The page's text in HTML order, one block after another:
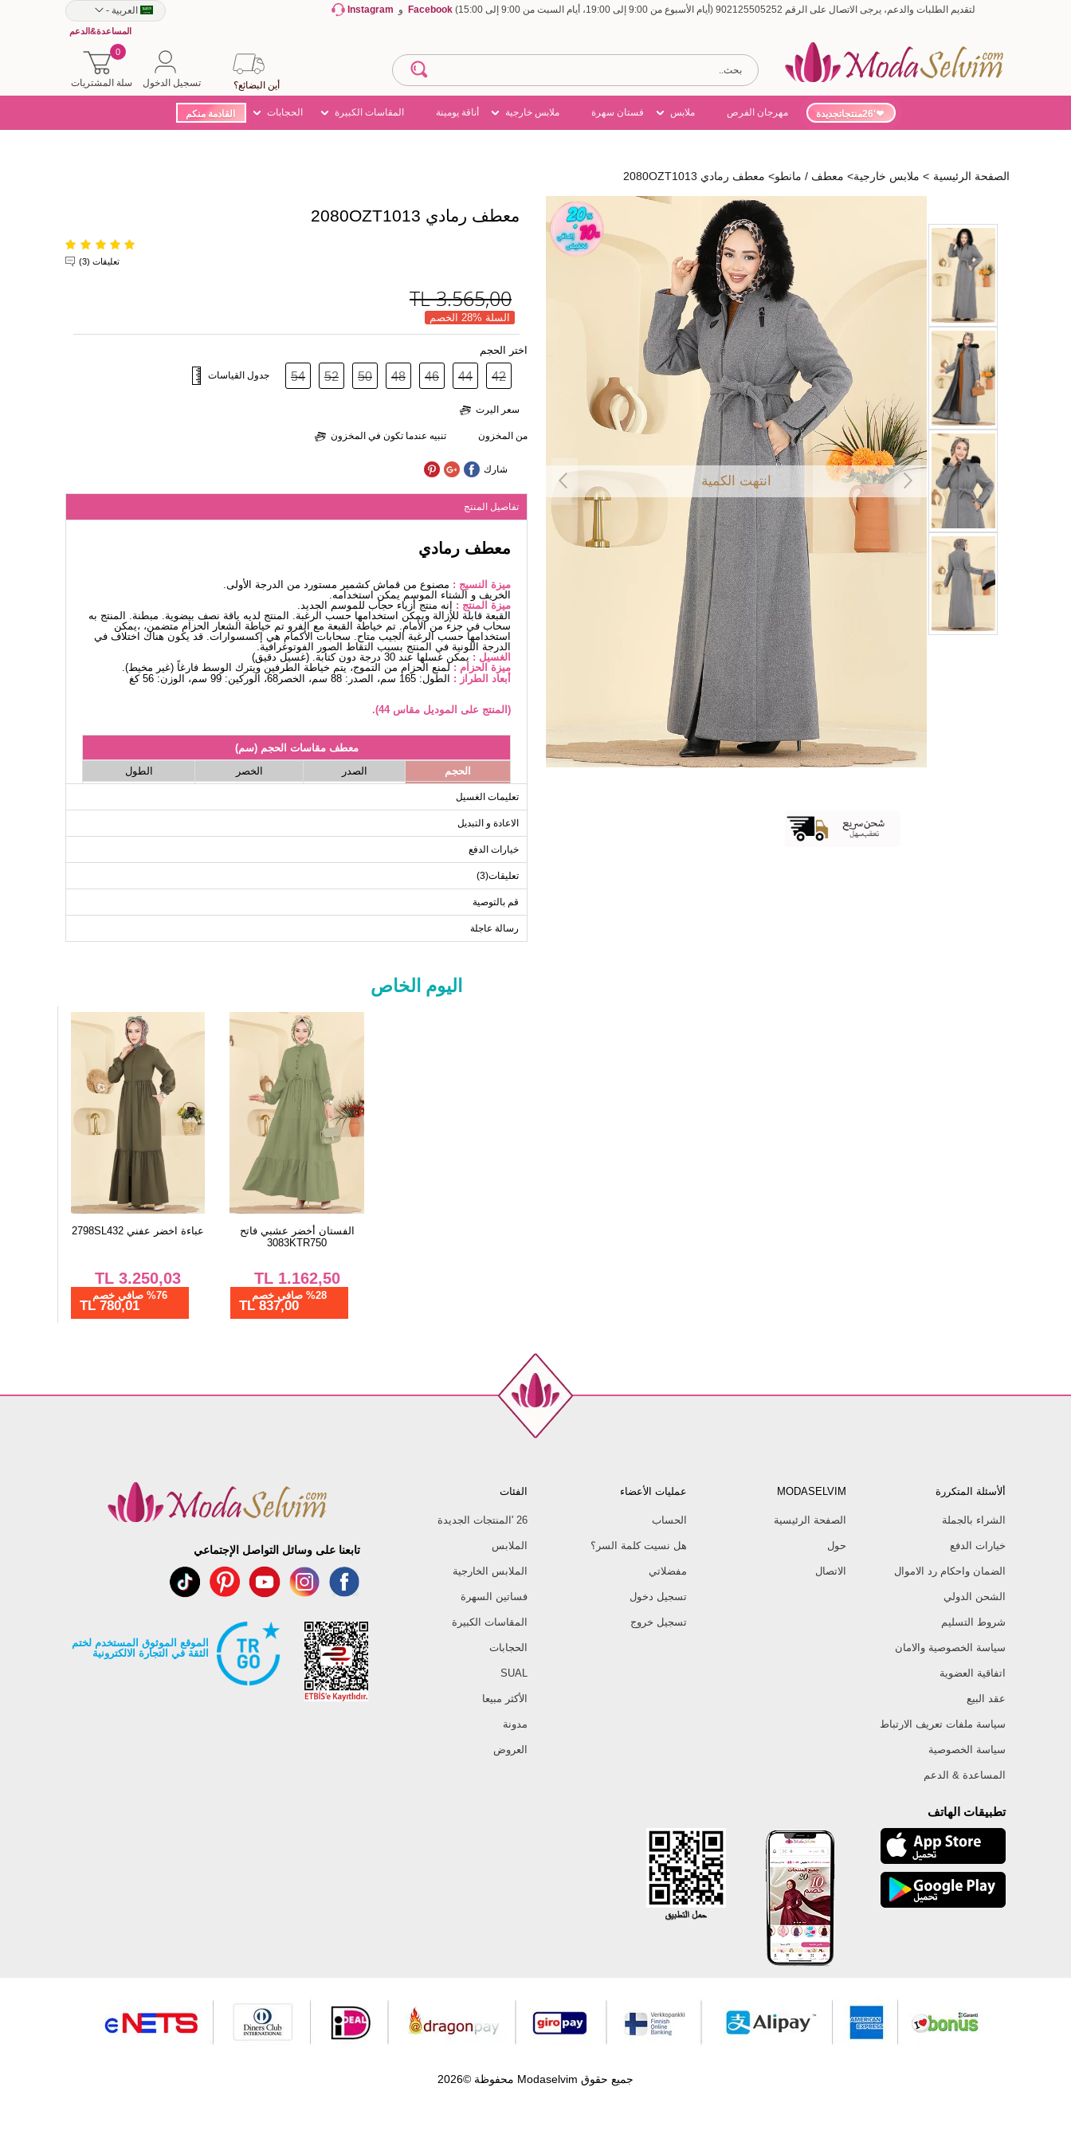
لتقديم الطلبات والدعم، يرجى الاتصال على الرقم 902125505252 (أيام الأسبوع من 9:00 إلى 19:00، أيام السبت من 9:00 إلى 15:00) Facebook و Instagram العربية -
المساعدة&الدعم
سلة المشتريات
0
تسجيل الدخول أين البضائع؟
'26منتجاتجديدة مهرجان الفرص ملابس فستان سهرة ملابس خارجية أناقة يومينة المقاسات الكبيرة الحجابات القادمة منكم
الصفحة الرئيسية > ملابس خارجية> معطف / مانطو> معطف رمادي 2080OZT1013
انتهت الكمية
معطف رمادي 2080OZT1013
تعليقات (3)
3.565,00
TL
السلة %28 الخصم
اختر الحجم
42
44
46
48
50
52
54 جدول القياسات
سعر اليرت
من المخزون تنبيه عندما تكون في المخزون
شارك
تفاصيل المنتج
معطف رمادي
ميزة النسيج : مصنوع من قماش كشمير مستورد من الدرجة الأولى.
الخريف و الشتاء الموسم يمكن استخدامه.
ميزة المنتج : إنه منتج أزياء حجاب للموسم الجديد.
القبعة قابلة للإزالة ويمكن استخدامها حسب الرغبة. المنتج لديه ياقة نصف بيضوية. مبطنة. المنتج به
سحاب في جزء من الأمام. تم خياطة القبعة مع الفرو تم خياطة الشعار الحزام متضمن، ،يمكن
استخدامها حسب الرغبة الجيب متاح. سحابات الأكمام هي إكسسوارات. قد يكون هناك اختلاف في
الدرجة اللونية في المنتج بسبب التقاط الصور الفوتوغرافية.
الغسيل : يمكن غسلها عند 30 درجة دون كتابة. (غسيل دقيق)
ميزة الحزام : لمنع الحزام من التموج، يتم خياطة الطرفين ويترك الوسط فارغاً (غير مخيط).
أبعاد الطراز : الطول: 165 سم، الصدر: 88 سم، الخصر68، الوركين: 99 سم، الوزن: 56 كغ
(المنتج على الموديل مقاس 44).
معطف مقاسات الحجم (سم)
الحجم
الصدر الخصر
الطول
42
44
106
96
141
46
112
102
141
54
132
120
141
تعليمات الغسيل
الاعادة و التبديل
خيارات الدفع
تعليقات(3)
قم بالتوصية
رسالة عاجلة
اليوم الخاص
عباءة اخضر عفني 2798SL432
3.250,03
TL
%76 صافي خصم
780,01 TL
الفستان أخضر عشبي فاتح
3083KTR750
1.162,50
TL
%28 صافي خصم
837,00 TL
ألأسئلة المتكررة
الشراء بالجملة
خيارات الدفع
الضمان واحكام رد الاموال
الشحن الدولي
شروط التسليم
سياسة الخصوصية والامان
اتفاقية العضوية
عقد البيع
سياسة ملفات تعريف الارتباط
سياسة الخصوصية
المساعدة & الدعم
MODASELVIM
الصفحة الرئيسية
حول
الاتصال
عمليات الأعضاء
الحساب
هل نسيت كلمة السر؟
مفضلاتي
تسجيل دخول
تسجيل خروج
الفئات
26 'المنتجات الجديدة
الملابس
الملابس الخارجية
فساتين السهرة
المقاسات الكبيرة
الحجابات
SUAL
الأكثر مبيعا
مدونة
العروض
تطبيقات الهاتف
تابعنا على وسائل التواصل الإجتماعي
الموقع الموثوق المستخدم لختم
الثقة في التجارة الالكترونية
جميع حقوق Modaselvim محفوظة ©2026